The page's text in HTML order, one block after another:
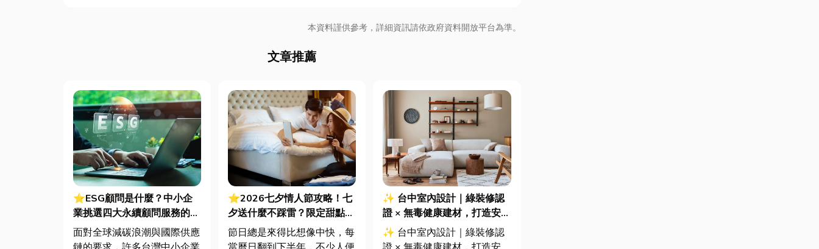
本資料謹供參考，詳細資訊請依政府資料開放平台為準。
文章推薦
⭐ESG顧問是什麼？中小企
業挑選四大永續顧問服務的實
用指南
面對全球減碳浪潮與國際供應
⭐2026七夕情人節攻略！七
夕送什麼不踩雷？限定甜點哪
裡買？台中甜點推薦一次看！
節日總是來得比想像中快，每
✨ 台中室內設計｜綠裝修認
證 × 無毒健康建材，打造安
全、舒適又有質感的居家空間
✨ 台中室內設計｜綠裝修認